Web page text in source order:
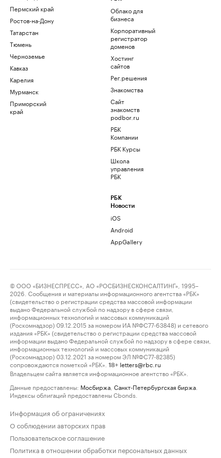
Пермский край
Ростов-на-Дону
Татарстан
Тюмень
Черноземье
Кавказ
Карелия
Мурманск
Приморский
край
Облако для
бизнеса
Корпоративный
регистратор
доменов
Хостинг
сайтов
Рег.решения
Знакомства
Сайт
знакомств
podbor.ru
РБК
Компании
РБК Курсы
Школа
управления
РБК
РБК
Новости
iOS
Android
AppGallery
© ООО «БИЗНЕСПРЕСС», АО «РОСБИЗНЕСКОНСАЛТИНГ», 1995–
2026. Сообщения и материалы информационного агентства «РБК»
(свидетельство о регистрации средства массовой информации
выдано Федеральной службой по надзору в сфере связи,
информационных технологий и массовых коммуникаций
(Роскомнадзор) 09.12.2015 за номером ИА №ФС77-63848) и сетевого
издания «РБК» (свидетельство о регистрации средства массовой
информации выдано Федеральной службой по надзору в сфере связи,
информационных технологий и массовых коммуникаций
(Роскомнадзор) 03.12.2021 за номером ЭЛ №ФС77-82385)
сопровождаются пометкой «РБК».
18+ letters@rbc.ru
Владельцем сайта является информационное агентство «РБК».
Данные предоставлены: Мосбиржа Санкт-Петербургская биржа
Индексы облигаций предоставлены Cbonds.
Информация об ограничениях
О соблюдении авторских прав
Пользовательское соглашение
Политика в отношении обработки персональных данных